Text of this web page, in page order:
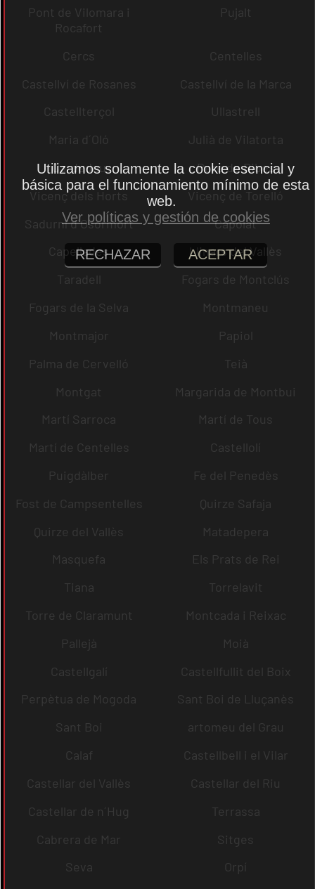
Pont de Vilomara i
Rocafort
Pujalt
Cercs
Centelles
Castellví de Rosanes
Castellví de la Marca
Castellterçol
Ullastrell
Maria d´Oló
Julià de Vilatorta
Cardedeu
Pere de Ribes
Vicenç dels Horts
Vicenç de Torelló
Sadurní d´Osormort
Capolat
Capellades
Llinars del Vallès
Taradell
Fogars de Montclús
Fogars de la Selva
Montmaneu
Montmajor
Papiol
Palma de Cervelló
Teià
Montgat
Margarida de Montbui
Martí Sarroca
Martí de Tous
Martí de Centelles
Castellolí
Puigdàlber
Fe del Penedès
Fost de Campsentelles
Quirze Safaja
Quirze del Vallès
Matadepera
Masquefa
Els Prats de Rei
Tiana
Torrelavit
Torre de Claramunt
Montcada i Reixac
Pallejà
Moià
Castellgalí
Castellfullit del Boix
Perpètua de Mogoda
Sant Boi de Lluçanès
Sant Boi
artomeu del Grau
Calaf
Castellbell i el Vilar
Castellar del Vallès
Castellar del Riu
Castellar de n´Hug
Terrassa
Cabrera de Mar
Sitges
Seva
Orpí
Utilizamos solamente la cookie esencial y
básica para el funcionamiento mínimo de esta
web.
Ver políticas y gestión de cookies
RECHAZAR ACEPTAR